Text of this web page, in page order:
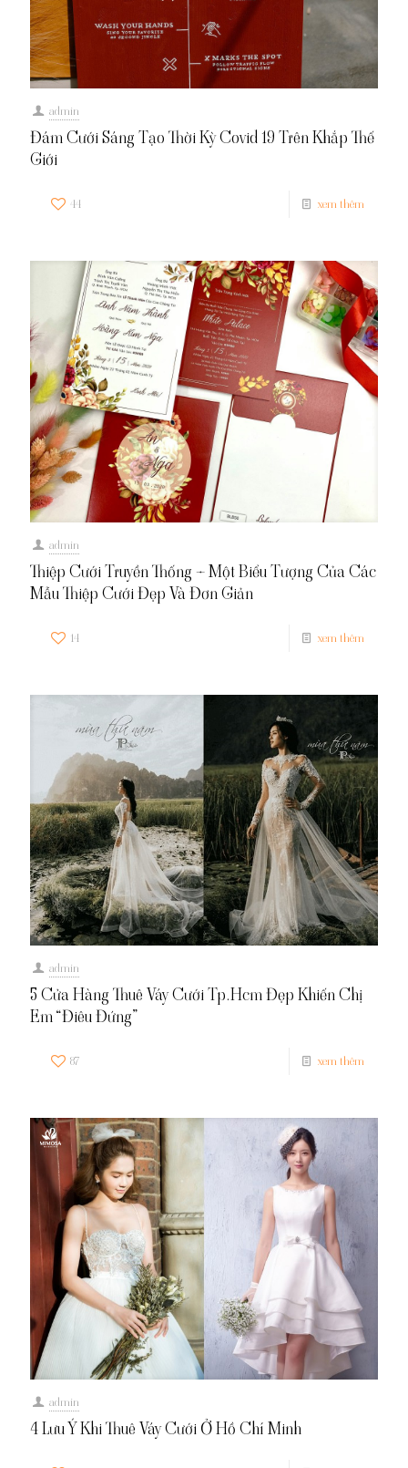
admin
Đám Cưới Sáng Tạo Thời Kỳ Covid 19 Trên Khắp Thế
Giới
44 xem thêm
admin
Thiệp Cưới Truyền Thống – Một Biểu Tượng Của Các
Mẫu Thiệp Cưới Đẹp Và Đơn Giản
14 xem thêm
admin
5 Cửa Hàng Thuê Váy Cưới Tp.Hcm Đẹp Khiến Chị
Em “Điêu Đứng”
87 xem thêm
admin
4 Lưu Ý Khi Thuê Váy Cưới Ở Hồ Chí Minh